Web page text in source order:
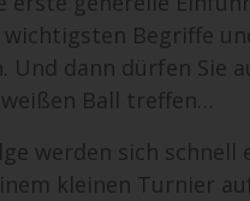
Begriffe
Und dann dürfen Sie
Ball treffen…
werden sich schnell
kleinen Turnier